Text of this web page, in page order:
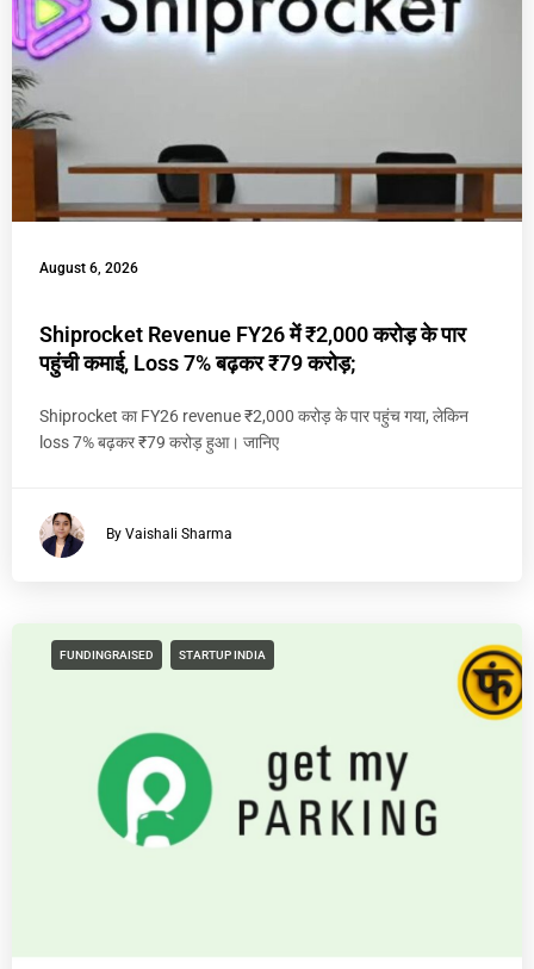
August 6, 2026
Shiprocket Revenue FY26 में ₹2,000 करोड़ के पार
पहुंची कमाई, Loss 7% बढ़कर ₹79 करोड़;
Shiprocket का FY26 revenue ₹2,000 करोड़ के पार पहुंच गया, लेकिन
loss 7% बढ़कर ₹79 करोड़ हुआ। जानिए
By Vaishali Sharma
FUNDINGRAISED STARTUP INDIA